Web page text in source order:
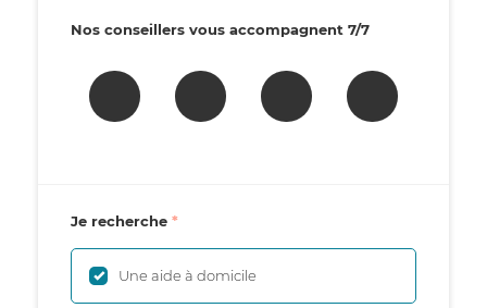
Nos conseillers vous accompagnent 7/7
Je recherche
Une aide à domicile